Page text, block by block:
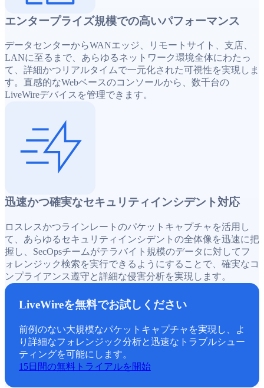
エンタープライズ規模での高いパフォーマンス
データセンターからWANエッジ、リモートサイト、支店、
LANに至るまで、あらゆるネットワーク環境全体にわたっ
て、詳細かつリアルタイムで一元化された可視性を実現しま
す。直感的なWebベースのコンソールから、数千台の
LiveWireデバイスを管理できます。
迅速かつ確実なセキュリティインシデント対応
ロスレスかつラインレートのパケットキャプチャを活用し
て、あらゆるセキュリティインシデントの全体像を迅速に把
握し、SecOpsチームがテラバイト規模のデータに対してフ
ォレンジック検索を実行できるようにすることで、確実なコ
ンプライアンス遵守と詳細な侵害分析を実現します。
LiveWireを無料でお試しください
前例のない大規模なパケットキャプチャを実現し、よ
り詳細なフォレンジック分析と迅速なトラブルシュー
ティングを可能にします。
15日間の無料トライアルを開始